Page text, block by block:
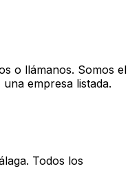
o llámanos. Somos el
empresa listada.
Todos los